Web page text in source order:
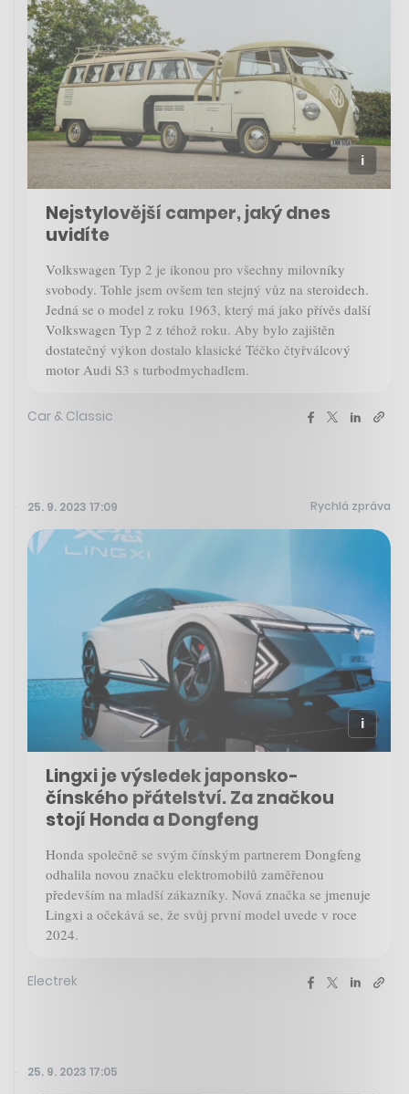
Nejstylovější camper, jaký dnes
uvidíte
Volkswagen Typ 2 je ikonou pro všechny milovníky
svobody. Tohle jsem ovšem ten stejný vůz na steroidech.
Jedná se o model z roku 1963, který má jako přívěs další
Volkswagen Typ 2 z téhož roku. Aby bylo zajištěn
dostatečný výkon dostalo klasické Téčko čtyřválcový
motor Audi S3 s turbodmychadlem.
Car & Classic
25. 9. 2023 17:09 Rychlá zpráva
Lingxi je výsledek japonsko-
čínského přátelství. Za značkou
stojí Honda a Dongfeng
Honda společně se svým čínským partnerem Dongfeng
odhalila novou značku elektromobilů zaměřenou
především na mladší zákazníky. Nová značka se jmenuje
Lingxi a očekává se, že svůj první model uvede v roce
2024.
Electrek
25. 9. 2023 17:05